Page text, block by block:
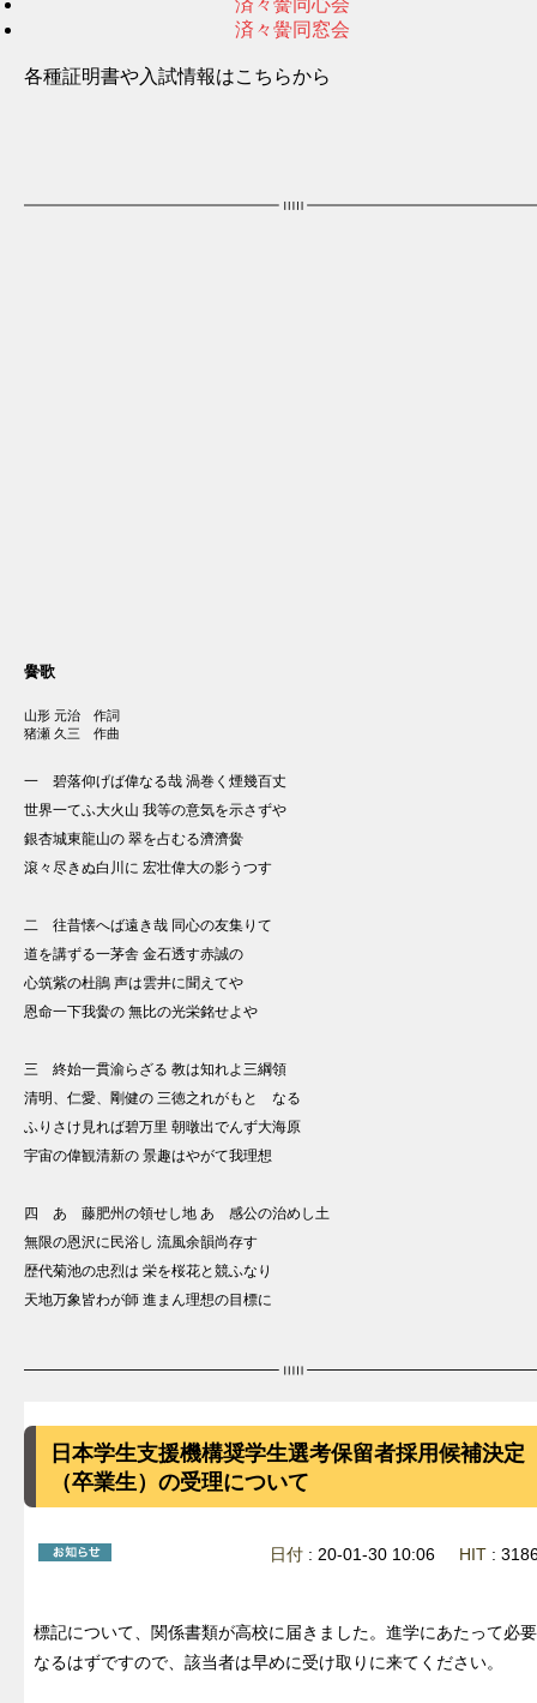
済々黌同窓会
各種証明書や入試情報はこちらから
黌歌
山形 元治 作詞
猪瀬 久三 作曲
一 碧落仰げば偉なる哉 渦巻く煙幾百丈
世界一てふ大火山 我等の意気を示さずや
銀杏城東龍山の 翠を占むる濟濟黌
滾々尽きぬ白川に 宏壮偉大の影うつす
二 往昔懐へば遠き哉 同心の友集りて
道を講ずる一茅舎 金石透す赤誠の
心筑紫の杜鵑 声は雲井に聞えてや
恩命一下我黌の 無比の光栄銘せよや
三 終始一貫渝らざる 教は知れよ三綱領
清明、仁愛、剛健の 三徳之れがもとゝなる
ふりさけ見れば碧万里 朝暾出でんず大海原
宇宙の偉観清新の 景趣はやがて我理想
四 あゝ藤肥州の領せし地 あゝ感公の治めし土
無限の恩沢に民浴し 流風余韻尚存す
歴代菊池の忠烈は 栄を桜花と競ふなり
天地万象皆わが師 進まん理想の目標に
日本学生支援機構奨学生選考保留者採用候補決定
（卒業生）の受理について
日付 : 20-01-30 10:06 HIT :
標記について、関係書類が高校に届きました。進学にあたって必
なるはずですので、該当者は早めに受け取りに来てください。